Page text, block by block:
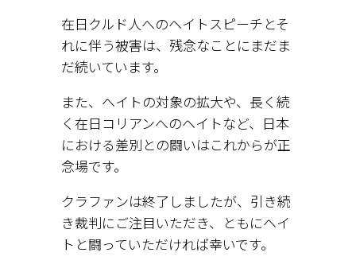
在日クルド人へのヘイトスピーチとそ
れに伴う被害は、残念なことにまだま
だ続いています。
また、ヘイトの対象の拡大や、長く続
く在日コリアンへのヘイトなど、日本
における差別との闘いはこれからが正
念場です。
クラファンは終了しましたが、引き続
き裁判にご注目いただき、ともにヘイ
トと闘っていただければ幸いです。